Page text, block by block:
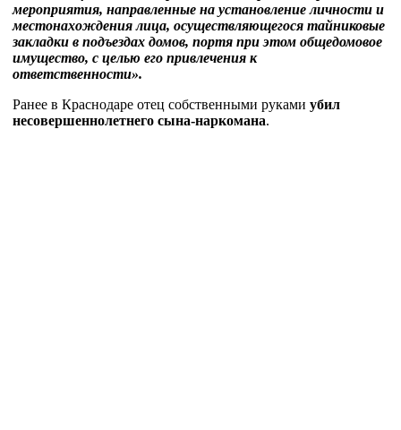
мероприятия, направленные на установление личности и
местонахождения лица, осуществляющегося тайниковые
закладки в подъездах домов, портя при этом общедомовое
имущество, с целью его привлечения к
ответственности».
Ранее в Краснодаре отец собственными руками убил
несовершеннолетнего сына-наркомана.